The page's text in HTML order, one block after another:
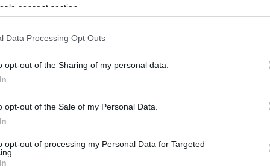
consent section.
Data Processing Opt Outs
opt-out of the Sharing of my personal data.
opt-out of the Sale of my Personal Data.
opt-out of processing my Personal Data for Targeted